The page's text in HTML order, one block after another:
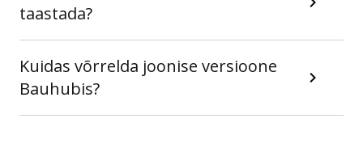
taastada?
Kuidas võrrelda joonise versioone
Bauhubis?